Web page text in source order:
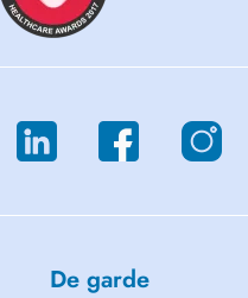
De garde